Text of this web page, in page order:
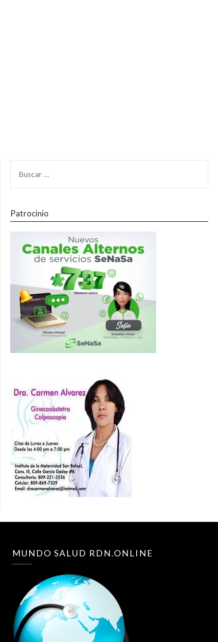
Patrocinio
MUNDO SALUD RDN.ONLINE